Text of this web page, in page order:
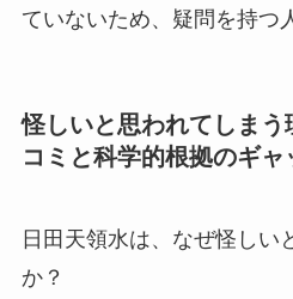
ていないため、疑問を持つ
怪しいと思われてしま
コミと科学的根拠のギャ
日田天領水は、なぜ怪しい
か？